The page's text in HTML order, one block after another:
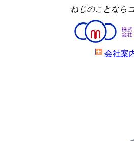
ねじのことなら
会社案